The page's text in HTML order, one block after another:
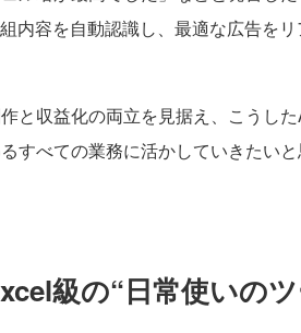
内容を自動認識し、最適な広告を
と収益化の両立を見据え、こうし
すべての業務に活かしていきたいと
級の“日常使いのツ